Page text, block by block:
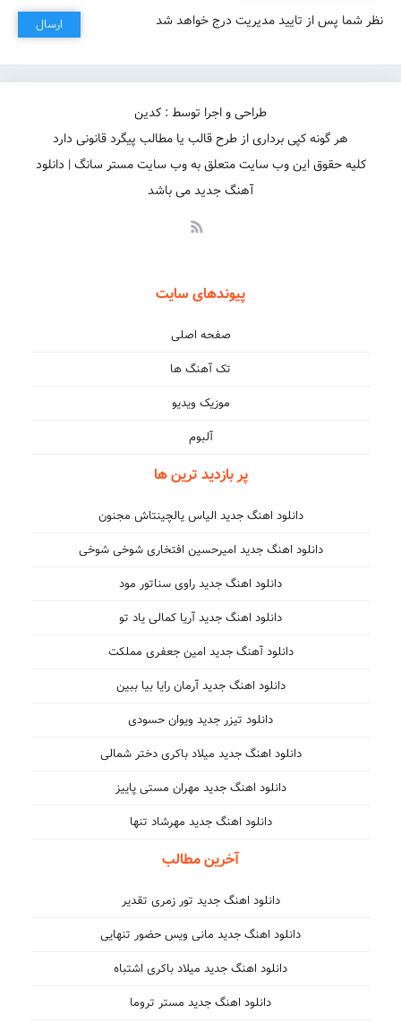
نظر شما پس از تایید مدیریت درج خواهد شد ارسال
طراحی و اجرا توسط : کدین
هر گونه کپی برداری از طرح قالب یا مطالب پیگرد قانونی دارد
کلیه حقوق این وب سایت متعلق به وب سایت مستر سانگ | دانلود
آهنگ جدید می باشد
پیوندهای سایت
صفحه اصلی
تک آهنگ ها
موزیک ویدیو
آلبوم
پر بازدید ترین ها
دانلود اهنگ جدید الیاس یالچینتاش مجنون
دانلود اهنگ جدید امیرحسین افتخاری شوخی شوخی
دانلود اهنگ جدید راوی سناتور مود
دانلود اهنگ جدید آریا کمالی یاد تو
دانلود آهنگ جدید امین جعفری مملکت
دانلود اهنگ جدید آرمان رایا بیا ببین
دانلود تیزر جدید ویوان حسودی
دانلود اهنگ جدید میلاد باکری دختر شمالی
دانلود اهنگ جدید مهران مستی پاییز
دانلود اهنگ جدید مهرشاد تنها
آخرین مطالب
دانلود اهنگ جدید تور زمری تقدیر
دانلود اهنگ جدید مانی ویس حضور تنهایی
دانلود اهنگ جدید میلاد باکری اشتباه
دانلود اهنگ جدید مستر تروما